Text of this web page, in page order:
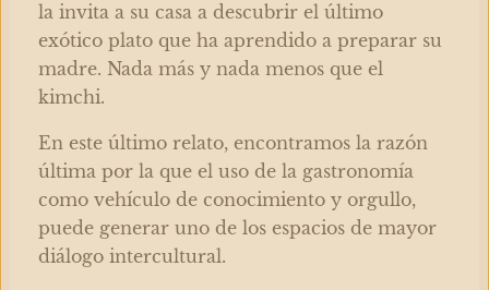
la invita a su casa a descubrir el último
exótico plato que ha aprendido a preparar su
madre. Nada más y nada menos que el
kimchi.
En este último relato, encontramos la razón
última por la que el uso de la gastronomía
como vehículo de conocimiento y orgullo,
puede generar uno de los espacios de mayor
diálogo intercultural.